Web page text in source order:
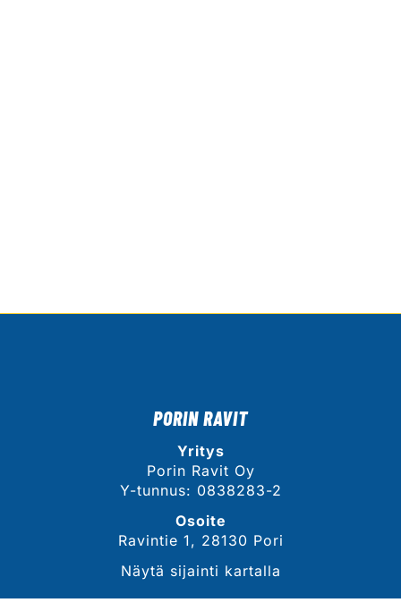
PORIN RAVIT
Yritys
Porin Ravit Oy
Y-tunnus: 0838283-2
Osoite
Ravintie 1, 28130 Pori
Näytä sijainti kartalla